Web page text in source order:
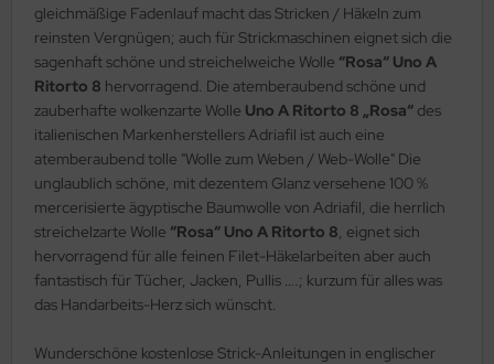
gleichmäßige Fadenlauf macht das Stricken / Häkeln zum
reinsten Vergnügen; auch für Strickmaschinen eignet sich die
sagenhaft schöne und streichelweiche Wolle “Rosa“ Uno A
Ritorto 8 hervorragend. Die atemberaubend schöne und
zauberhafte wolkenzarte Wolle Uno A Ritorto 8 „Rosa“ des
italienischen Markenherstellers Adriafil ist auch eine
atemberaubend tolle "Wolle zum Weben / Web-Wolle" Die
unglaublich schöne, mit dezentem Glanz versehene 100 %
mercerisierte ägyptische Baumwolle von Adriafil, die herrlich
streichelzarte Wolle “Rosa“ Uno A Ritorto 8, eignet sich
hervorragend für alle feinen Filet-Häkelarbeiten aber auch
fantastisch für Tücher, Jacken, Pullis ….; kurzum für alles was
das Handarbeits-Herz sich wünscht.
Wunderschöne kostenlose Strick-Anleitungen in englischer